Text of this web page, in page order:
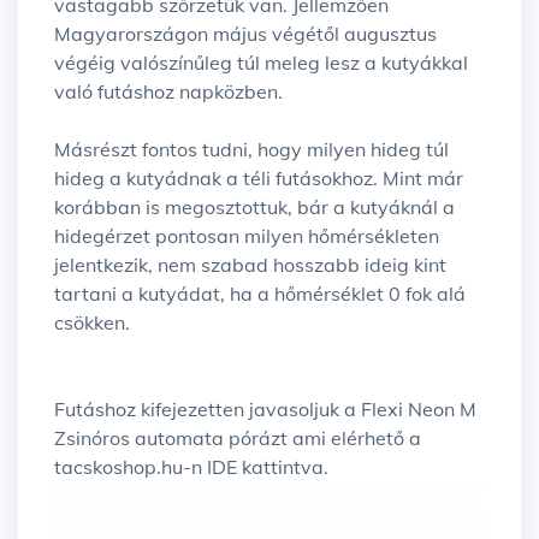
vastagabb szőrzetük van. Jellemzően
Magyarországon május végétől augusztus
végéig valószínűleg túl meleg lesz a kutyákkal
való futáshoz napközben.
Másrészt fontos tudni, hogy milyen hideg túl
hideg a kutyádnak a téli futásokhoz. Mint már
korábban is megosztottuk, bár a kutyáknál a
hidegérzet pontosan milyen hőmérsékleten
jelentkezik, nem szabad hosszabb ideig kint
tartani a kutyádat, ha a hőmérséklet 0 fok alá
csökken.
Futáshoz kifejezetten javasoljuk a Flexi Neon M
Zsinóros automata pórázt ami elérhető a
tacskoshop.hu-n IDE kattintva.